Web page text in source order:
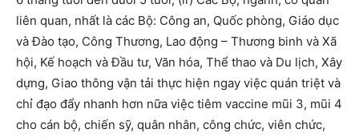
liên quan, nhất là các Bộ: Công an, Quốc phòng, Giáo dục
và Đào tạo, Công Thương, Lao động – Thương binh và Xã
hội, Kế hoạch và Đầu tư, Văn hóa, Thể thao và Du lịch, Xây
dựng, Giao thông vận tải thực hiện ngay việc quán triệt và
chỉ đạo đẩy nhanh hơn nữa việc tiêm vaccine mũi 3, mũi 4
cho cán bộ, chiến sỹ, quân nhân, công chức, viên chức,